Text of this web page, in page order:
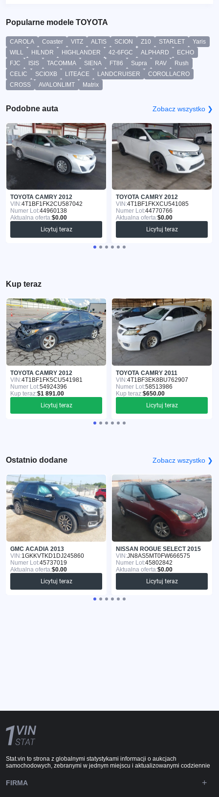
Popularne modele TOYOTA
CAROLA Coaster VITZ ALTIS SCION Z10 STARLET
Yaris
WILL
HILNDR HIGHLANDER 42-6FGC ALPHARD
ECHO
FJC
ISIS TACOMMA SIENA FT86 Supra RAV
Rush
CELIC
SCIOXB LITEACE LANDCRUISER
COROLLACRO
CROSS
AVALONLIMT Matrix
Podobne auta Zobacz wszystko ❯
TOYOTA CAMRY 2012
VIN:4T1BF1FK2CU587042
Numer Lot:44960138
Aktualna oferta:$0.00
Licytuj teraz
TOYOTA CAMRY 2012
VIN:4T1BF1FKXCU541085
Numer Lot:44770766
Aktualna oferta:$0.00
Licytuj teraz
Kup teraz
TOYOTA CAMRY 2012
VIN:4T1BF1FK5CU541981
Numer Lot:54924396
Kup teraz:$1 891.00
Licytuj teraz
TOYOTA CAMRY 2011
VIN:4T1BF3EK8BU762907
Numer Lot:58513986
Kup teraz:$650.00
Licytuj teraz
Ostatnio dodane Zobacz wszystko ❯
GMC ACADIA 2013
VIN:1GKKVTKD1DJ245860
Numer Lot:45737019
Aktualna oferta:$0.00
Licytuj teraz
NISSAN ROGUE SELECT 2015
VIN:JN8AS5MT0FW666575
Numer Lot:45802842
Aktualna oferta:$0.00
Licytuj teraz
Stat.vin to strona z globalnymi statystykami informacji o aukcjach
samochodowych, zebranymi w jednym miejscu i aktualizowanymi codziennie
FIRMA